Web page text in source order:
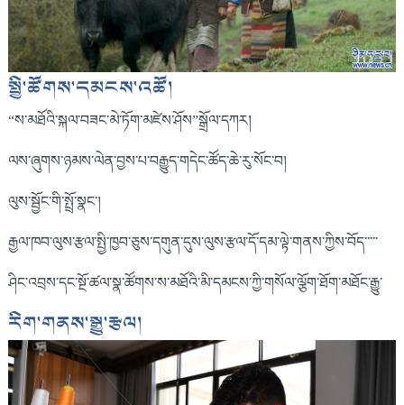
སྤྱི་ཚོགས་དམངས་འཚོ།
“ས་མཐོའི་སྐལ་བཟང་མེ་ཏོག་མཛེས་ཤོས”སྒྲོལ་དཀར།
ལས་ཞུགས་ཉམས་ལེན་བྱས་པ་བརྒྱུད་གདེང་ཚོད་ཆེ་རུ་སོང་བ།
ལུས་སྦྱོང་གི་སྤྲོ་སྣང་།
རྒྱལ་ཁབ་ལུས་རྩལ་སྤྱི་ཁྱབ་ཅུས་དགུན་དུས་ལུས་རྩལ་དོ་དམ་ལྟེ་གནས་ཀྱིས་བོད་་་་་
ཤིང་འབྲས་དང་སྔོ་ཚལ་སྣ་ཚོགས་ས་མཐོའི་མི་དམངས་ཀྱི་གསོལ་ལྕོག་ཐོག་མཐོང་རྒྱུ་
རིག་གནས་སྒྱུ་རྩལ།